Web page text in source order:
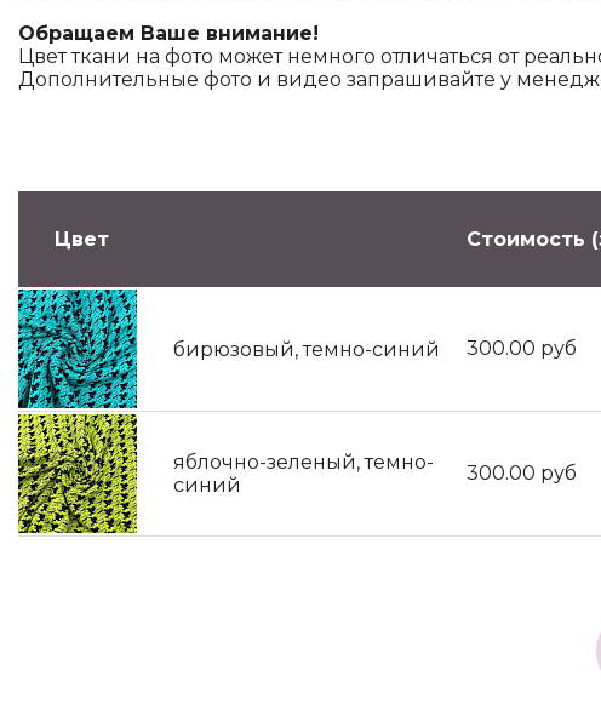
Обращаем Ваше внимание!
Цвет ткани на фото может немного отличаться от
Дополнительные фото и видео запрашивайте у
Цвет Стоимость
бирюзовый, темно-синий 300.00 руб
яблочно-зеленый, темно-
синий
300.00 руб